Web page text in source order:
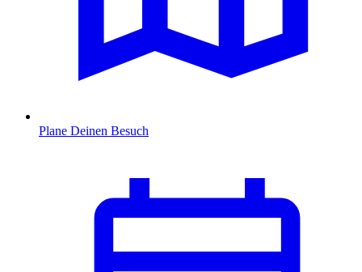
Plane Deinen Besuch